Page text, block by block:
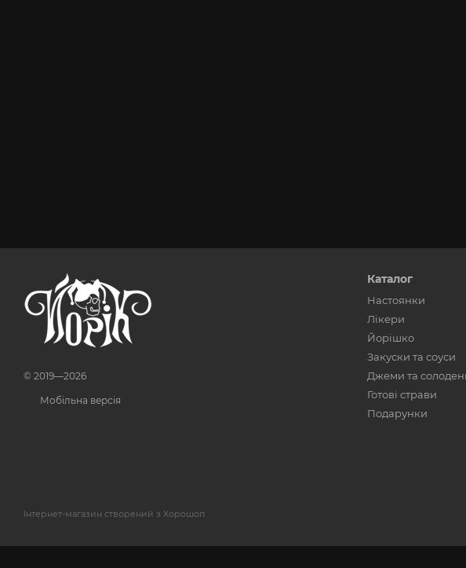
© 2019—2026
Мобільна версія
Інтернет-магазин створений з Хорошоп
Каталог
Настоянки
Лікери
Йорішко
Закуски та соуси
Джеми та
Готові страви
Подарунки